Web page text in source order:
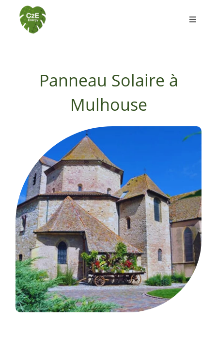
Panneau Solaire à
Mulhouse